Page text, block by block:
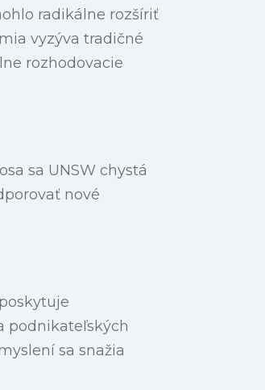
radikálne rozšíriť
vyzýva tradičné
rozhodovacie
sa UNSW chystá
nové
podnikateľských
sa snažia